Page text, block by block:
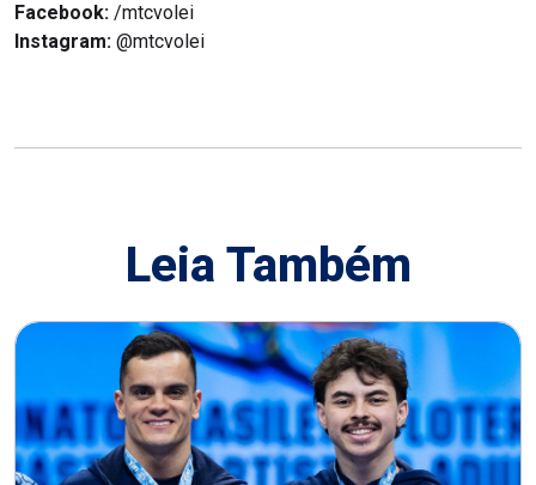
Facebook: /mtcvolei
Instagram: @mtcvolei
Leia Também